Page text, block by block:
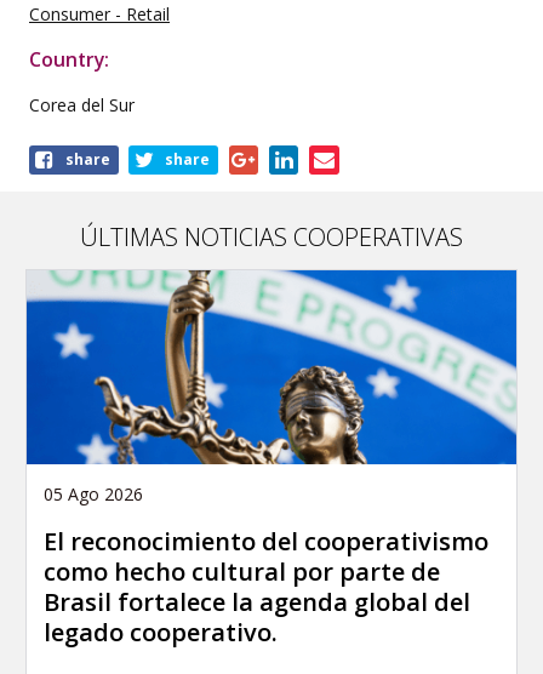
Consumer - Retail
Country:
Corea del Sur
Shareshare share
ÚLTIMAS NOTICIAS COOPERATIVAS
05 Ago 2026
El reconocimiento del cooperativismo
como hecho cultural por parte de
Brasil fortalece la agenda global del
legado cooperativo.